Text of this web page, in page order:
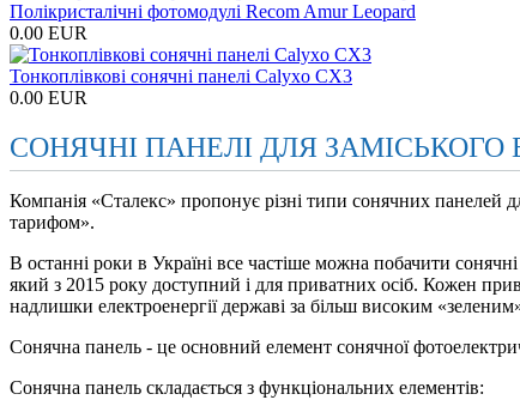
Полікристалічні фотомодулі Recom Amur Leopard
0.00 EUR
Тонкоплівкові сонячні панелі Calyxo CX3
0.00 EUR
СОНЯЧНІ ПАНЕЛІ ДЛЯ ЗАМІСЬКОГО
Компанія «Сталекс» пропонує різні типи сонячних панелей
тарифом».
В останні роки в Україні все частіше можна побачити
який з 2015 року доступний і для приватних осіб. Кожен
надлишки електроенергії державі за більш високим
Сонячна панель - це основний елемент сонячної
Сонячна панель складається з функціональних елементів: